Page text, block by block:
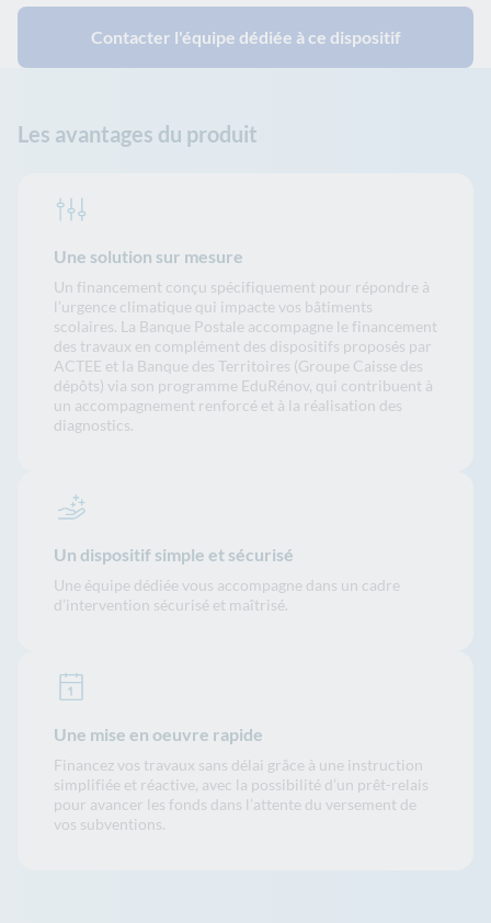
Contacter l'équipe dédiée à ce dispositif
Les avantages du produit
Une solution sur mesure
Un financement conçu spécifiquement pour répondre à
l’urgence climatique qui impacte vos bâtiments
scolaires. La Banque Postale accompagne le financement
des travaux en complément des dispositifs proposés par
ACTEE et la Banque des Territoires (Groupe Caisse des
dépôts) via son programme EduRénov, qui contribuent à
un accompagnement renforcé et à la réalisation des
diagnostics.
Un dispositif simple et sécurisé
Une équipe dédiée vous accompagne dans un cadre
d’intervention sécurisé et maîtrisé.
Une mise en oeuvre rapide
Financez vos travaux sans délai grâce à une instruction
simplifiée et réactive, avec la possibilité d’un prêt-relais
pour avancer les fonds dans l’attente du versement de
vos subventions.